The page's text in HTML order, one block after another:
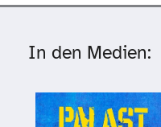
In den Medien: